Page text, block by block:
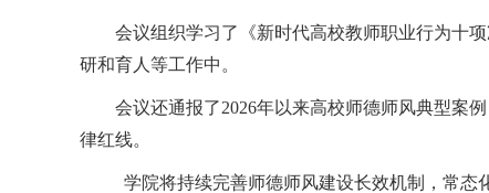
会议组织学习了
《新时代高校教师职业行为十
研和育人 等工作中。
会议还通报了2026年以来高校师德师风典型案
律红线。
学院将持续完善师德师风建设长效机制，常态